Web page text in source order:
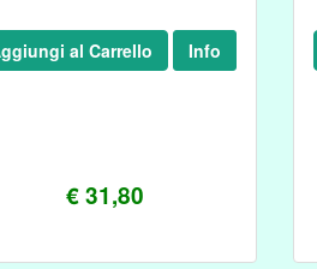
€ 31,80
al Carrello Info